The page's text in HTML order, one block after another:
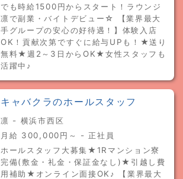
でも時給1500円からスタート！ラウンジ
凛で副業・バイトデビュー☆ 【業界最大
手グループの安心の好待遇！】体験入店
OK！貢献次第ですぐに給与UPも！★送り
無料★週2～3日からOK★女性スタッフも
活躍中♪
キャバクラのホールスタッフ
凛 - 横浜市西区
月給 300,000円～ - 正社員
ホールスタッフ大募集★1Rマンション寮
完備(敷金・礼金・保証金なし)★引越し費
用補助★オンライン面接OK♪ 【業界最大